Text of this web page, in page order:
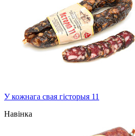
У кожнага свая гісторыя 11
Навінка